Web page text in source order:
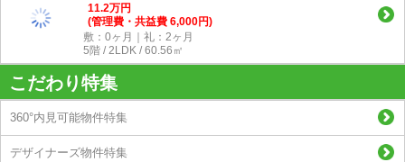
11.2万円
(管理費・共益費 6,000円)
敷：0ヶ月｜礼：2ヶ月
5階 / 2LDK / 60.56㎡
こだわり特集
360°内見可能物件特集
デザイナーズ物件特集